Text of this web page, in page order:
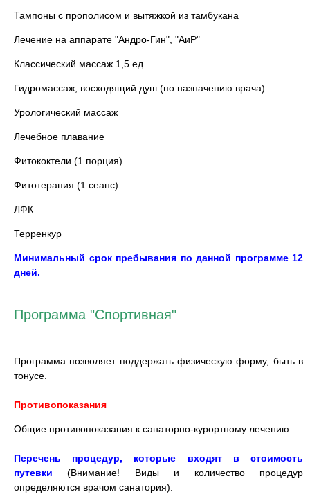
Тампоны с прополисом и вытяжкой из тамбукана
Лечение на аппарате "Андро-Гин", "АиР"
Классический массаж 1,5 ед.
Гидромассаж, восходящий душ (по назначению врача)
Урологический массаж
Лечебное плавание
Фитококтели (1 порция)
Фитотерапия (1 сеанс)
ЛФК
Терренкур
Минимальный срок пребывания по данной программе 12
дней.
Программа "Спортивная"
Программа позволяет поддержать физическую форму, быть в
тонусе.
Противопоказания
Общие противопоказания к санаторно-курортному лечению
Перечень процедур, которые входят в стоимость
путевки
(Внимание! Виды и количество процедур
определяются врачом санатория).